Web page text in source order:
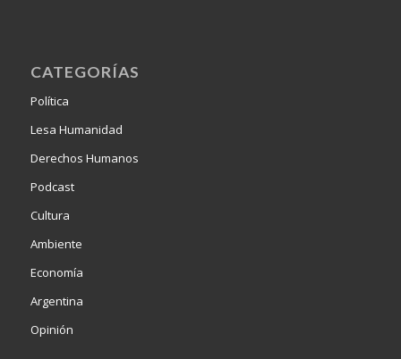
CATEGORÍAS
Política
Lesa Humanidad
Derechos Humanos
Podcast
Cultura
Ambiente
Economía
Argentina
Opinión